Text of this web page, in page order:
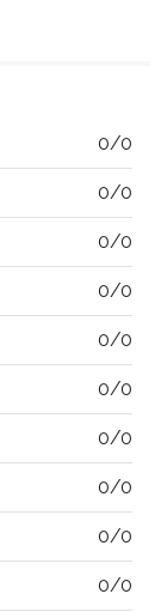
0/0
0/0
0/0
0/0
0/0
0/0
0/0
0/0
0/0
0/0